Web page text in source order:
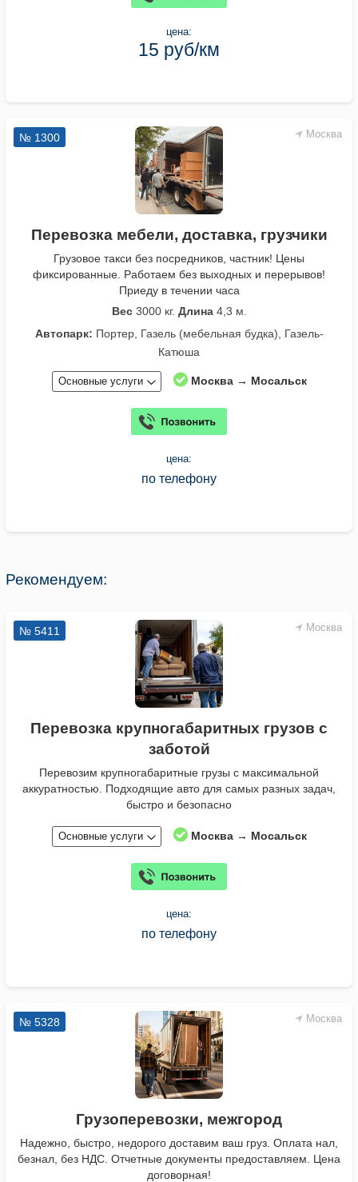
цена:
15 руб/км
Москва
№ 1300
Перевозка мебели, доставка, грузчики
Грузовое такси без посредников, частник! Цены
фиксированные. Работаем без выходных и перерывов!
Приеду в течении часа
Вес3000 кг. Длина4,3 м.
Автопарк: Портер, Газель (мебельная будка), Газель-
Катюша
Основные услуги Москва → Мосальск
цена:
по телефону
Рекомендуем:
Москва
№ 5411
Перевозка крупногабаритных грузов с
заботой
Перевозим крупногабаритные грузы с максимальной
аккуратностью. Подходящие авто для самых разных задач,
быстро и безопасно
Основные услуги Москва → Мосальск
цена:
по телефону
Москва
№ 5328
Грузоперевозки, межгород
Надежно, быстро, недорого доставим ваш груз. Оплата нал,
безнал, без НДС. Отчетные документы предоставляем. Цена
договорная!